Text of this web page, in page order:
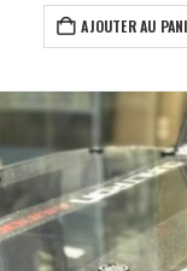
AJOUTER AU